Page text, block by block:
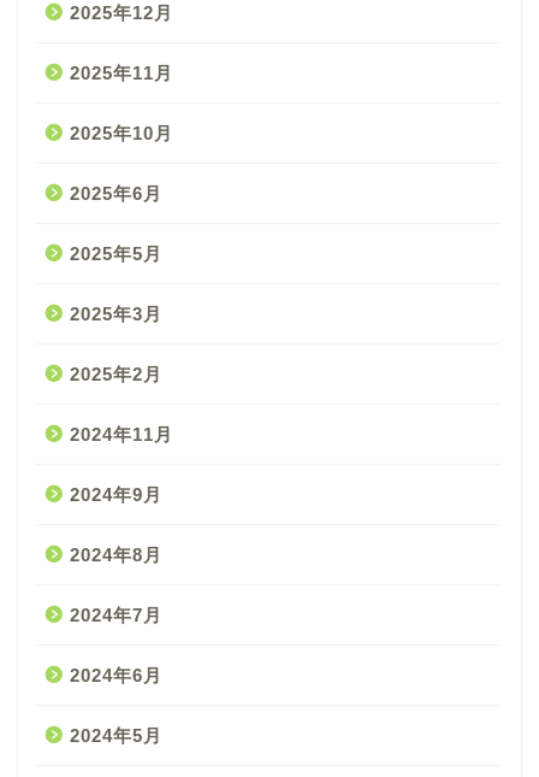
2025年12月
2025年11月
2025年10月
2025年6月
2025年5月
2025年3月
2025年2月
2024年11月
2024年9月
2024年8月
2024年7月
2024年6月
2024年5月